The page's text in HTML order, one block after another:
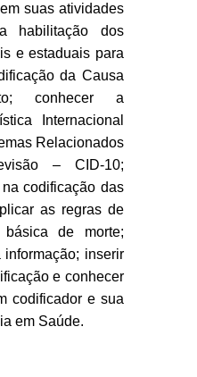
suas atividades
habilitação dos
e estaduais para
da Causa
conhecer a
Internacional
Relacionados
– CID-10;
codificação das
as regras de
de morte;
inserir
e conhecer
codificador e sua
em Saúde.